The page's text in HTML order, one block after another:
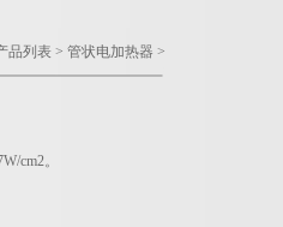
品列表 > 管状电加热器 >
cm2。